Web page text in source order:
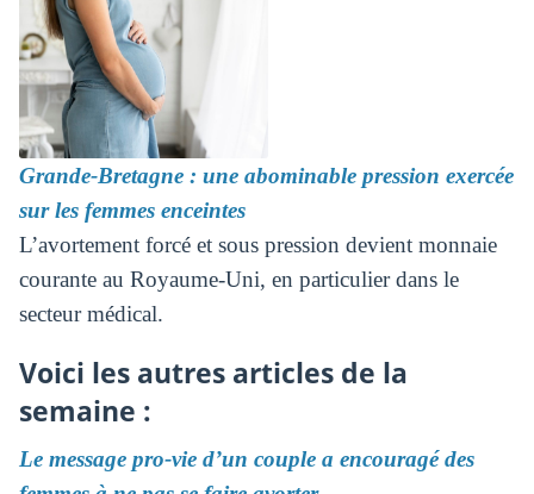
Grande-Bretagne : une abominable pression exercée
sur les femmes enceintes
L’avortement forcé et sous pression devient monnaie
courante au Royaume-Uni, en particulier dans le
secteur médical.
Voici les autres articles de la
semaine :
Le message pro-vie d’un couple a encouragé des